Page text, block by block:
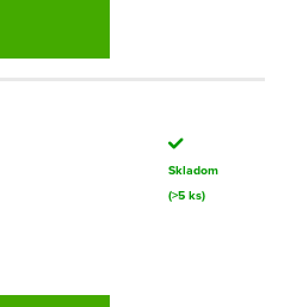
Skladom
(>5 ks)